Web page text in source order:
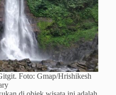
Foto: Gmap/Hrishikesh